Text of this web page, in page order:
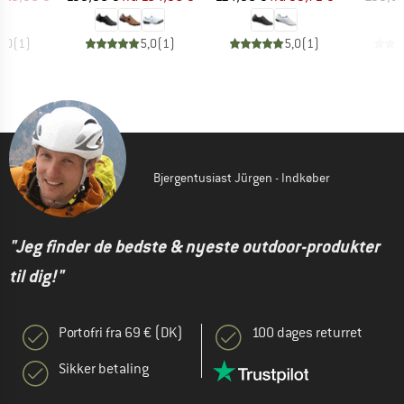
(1) 5,0(1) 5,0(1)
Bjergentusiast Jürgen - Indkøber
"Jeg finder de bedste & nyeste outdoor-produkter
til dig!"
Portofri fra 69 € (DK)
Sikker betaling
100 dages returret